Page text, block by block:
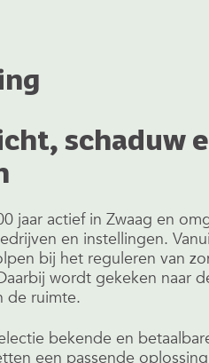
schaduw
jaar actief in Zwaag en
en instellingen.
bij het reguleren van
wordt gekeken naar
de ruimte.
bekende en
een passende